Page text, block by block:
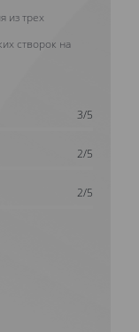
из трех
створок на
3/5
2/5
2/5